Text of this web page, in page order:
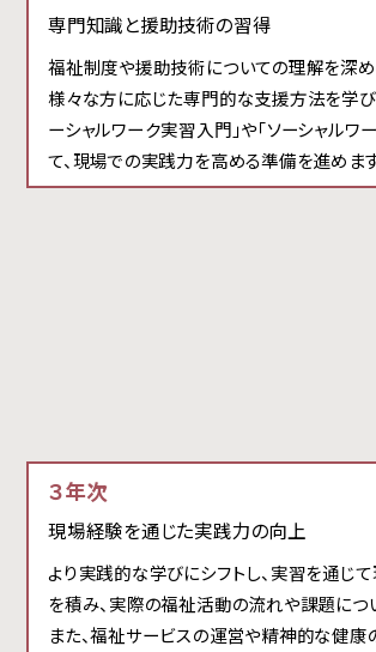
専門知識と援助技術の習得
福祉制度や援助技術についての理解を深め
様々な方に応じた専門的な支援方法を学びま
ーシャルワーク実習入門」や「ソーシャルワ
て、現場での実践力を高める準備を進めます
３年次
現場経験を通じた実践力の向上
より実践的な学びにシフトし、実習を通じ
を積み、実際の福祉活動の流れや課題につ
また、福祉サービスの運営や精神的な健康